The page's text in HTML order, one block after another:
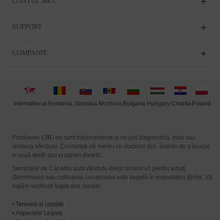
SUPPORT
COMPANIE
International Romania Slovakia Moldova Bulgaria Hungary Croatia Poland
Produsele CBD nu sunt medicamente și nu pot diagnostica, trata sau
vindeca afecțiuni. Consultați-vă mereu cu doctorul dvs. înainte de a începe
o nouă dietă sau program dietetic.
Semințele de Canabis sunt vândute drept suveniruri pentru adulți.
Germinarea sau cultivarea canabisului este ilegală în majoritatea țărilor. Vă
rugăm verificați legile dvs. locale!
• Termeni si conditii
• Aspectele Legale